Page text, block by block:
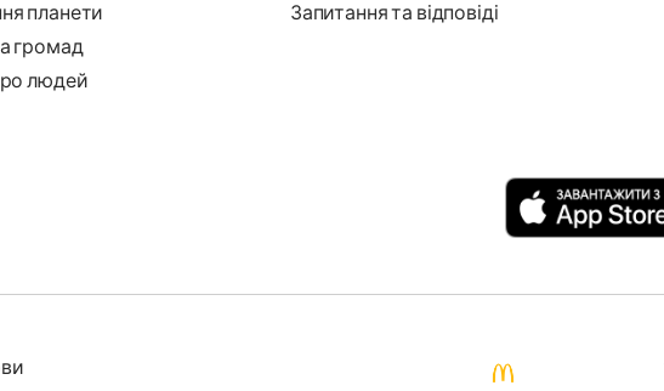
планети
громад
людей
Запитання та відповіді